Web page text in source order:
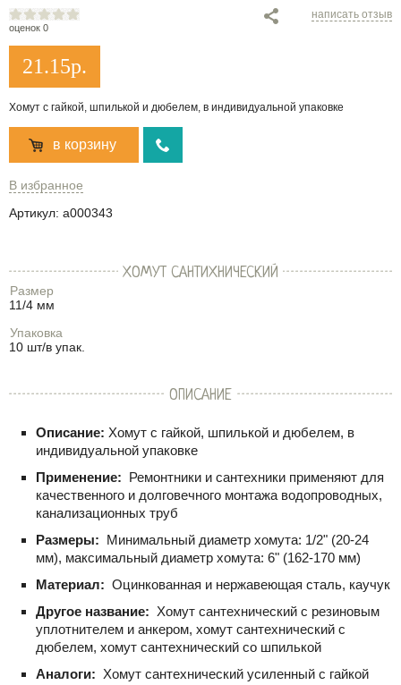
оценок 0
написать отзыв
21.15р.
Хомут с гайкой, шпилькой и дюбелем, в индивидуальной упаковке
в корзину
В избранное
Артикул: a000343
ХОМУТ САНТИХНИЧЕСКИЙ
Размер
11/4 мм
Упаковка
10 шт/в упак.
ОПИСАНИЕ
Описание: Хомут с гайкой, шпилькой и дюбелем, в
индивидуальной упаковке
Применение: Ремонтники и сантехники применяют для
качественного и долговечного монтажа водопроводных,
канализационных труб
Размеры: Минимальный диаметр хомута: 1/2" (20-24
мм), максимальный диаметр хомута: 6" (162-170 мм)
Материал: Оцинкованная и нержавеющая сталь, каучук
Другое название: Хомут сантехнический с резиновым
уплотнителем и анкером, хомут сантехнический с
дюбелем, хомут сантехнический со шпилькой
Аналоги: Хомут сантехнический усиленный с гайкой